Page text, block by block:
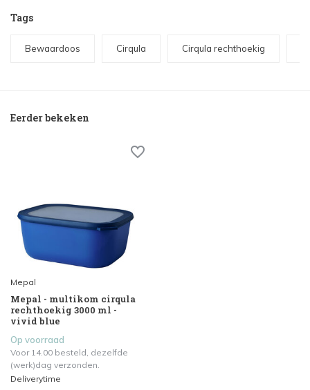
Tags
Bewaardoos Cirqula Cirqula rechthoekig
Eerder bekeken
Mepal
Mepal - multikom cirqula
rechthoekig 3000 ml -
vivid blue
Op voorraad
Voor 14.00 besteld, dezelfde
(werk)dag verzonden.
Deliverytime